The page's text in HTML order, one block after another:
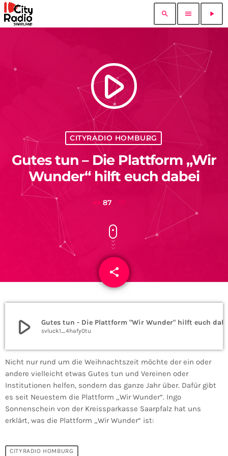
search menu play_arrow
play_arrow
CITYRADIO HOMBURG
Gutes tun – Die Plattform „Wir
Wunder“ hilft euch dabei
87
share
email
play_arrow svluck1_4hafy0tu
Nicht nur rund um die Weihnachtszeit möchte der ein oder
andere vielleicht etwas Gutes tun und Vereinen oder
Institutionen helfen, sondern das ganze Jahr über. Dafür gibt
es seit Neuestem die Plattform „Wir Wunder“. Ingo
Sonnenschein von der Kreissparkasse Saarpfalz hat uns
erklärt, was die Plattform „Wir Wunder“ ist:
CITYRADIO HOMBURG